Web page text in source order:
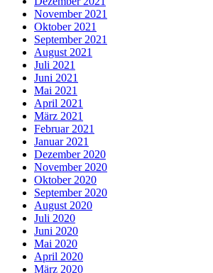
November 2021
Oktober 2021
September 2021
August 2021
Juli 2021
Juni 2021
Mai 2021
April 2021
März 2021
Februar 2021
Januar 2021
Dezember 2020
November 2020
Oktober 2020
September 2020
August 2020
Juli 2020
Juni 2020
Mai 2020
April 2020
März 2020